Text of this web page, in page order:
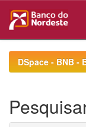
navigationDSpace - BNB -